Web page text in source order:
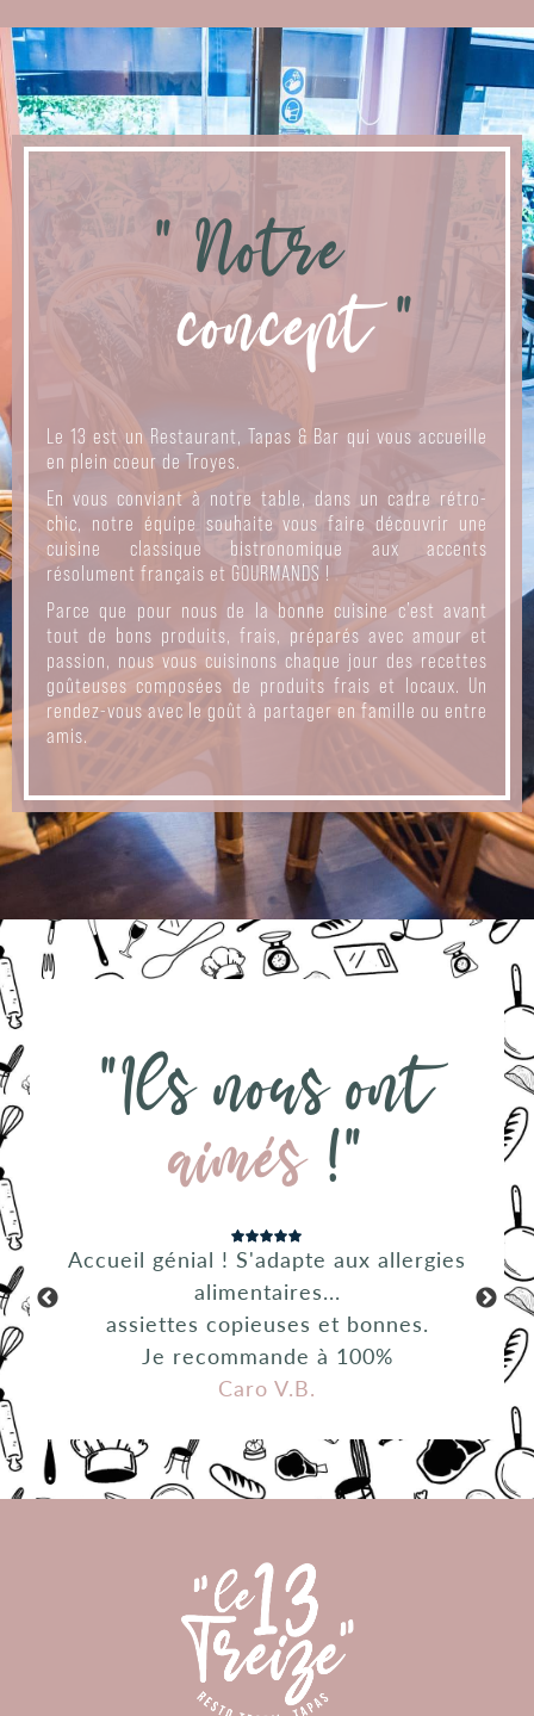
" Notre
concept"
Le 13 est un Restaurant, Tapas & Bar qui vous accueille
en plein coeur de Troyes.
En vous conviant à notre table, dans un cadre rétro-
chic, notre équipe souhaite vous faire découvrir une
cuisine classique bistronomique aux accents
résolument français et GOURMANDS !
Parce que pour nous de la bonne cuisine c’est avant
tout de bons produits, frais, préparés avec amour et
passion, nous vous cuisinons chaque jour des recettes
goûteuses composées de produits frais et locaux. Un
rendez-vous avec le goût à partager en famille ou entre
amis.
"Ils nous ont
aimés!"
frais
Accueil génial ! S'adapte aux allergies
alimentaires...
assiettes copieuses et bonnes.
Je recommande à 100%
Caro V.B.